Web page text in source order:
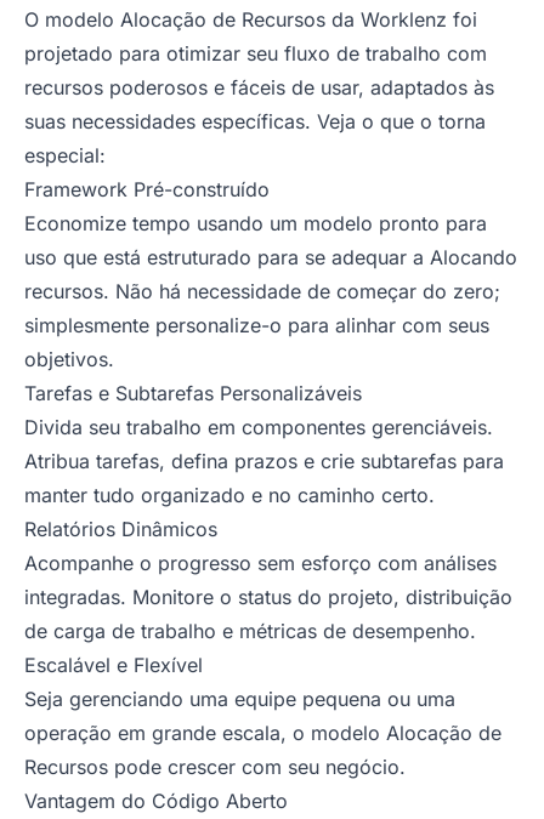
O modelo Alocação de Recursos da Worklenz foi
projetado para otimizar seu fluxo de trabalho com
recursos poderosos e fáceis de usar, adaptados às
suas necessidades específicas. Veja o que o torna
especial:
Framework Pré-construído
Economize tempo usando um modelo pronto para
uso que está estruturado para se adequar a Alocando
recursos. Não há necessidade de começar do zero;
simplesmente personalize-o para alinhar com seus
objetivos.
Tarefas e Subtarefas Personalizáveis
Divida seu trabalho em componentes gerenciáveis.
Atribua tarefas, defina prazos e crie subtarefas para
manter tudo organizado e no caminho certo.
Relatórios Dinâmicos
Acompanhe o progresso sem esforço com análises
integradas. Monitore o status do projeto, distribuição
de carga de trabalho e métricas de desempenho.
Escalável e Flexível
Seja gerenciando uma equipe pequena ou uma
operação em grande escala, o modelo Alocação de
Recursos pode crescer com seu negócio.
Vantagem do Código Aberto